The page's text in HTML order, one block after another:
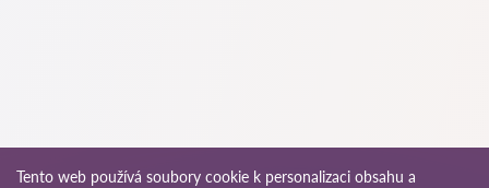
pracovněprávní spory, vymáhání pohledávek, příprava smluv,
Tento web používá soubory cookie k personalizaci obsahu a